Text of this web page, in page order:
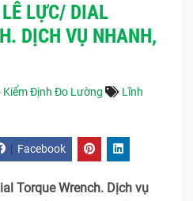
LỰC/ DIAL
DỊCH VỤ NHANH,
Kiểm Định Đo Lường
Lĩnh
| Facebook
Torque Wrench. Dịch vụ